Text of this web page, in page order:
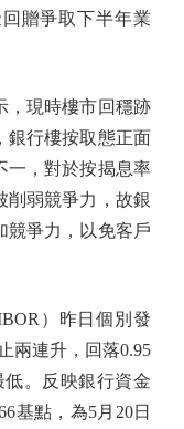
贈爭取下半年業
現時樓市回穩跡
銀行樓按取態正面
一，對於按揭息率
削弱競爭力，故銀
競爭力，以免客戶
）昨日個別發
兩連升，回落0.95
低。反映銀行資金
基點，為5月20日